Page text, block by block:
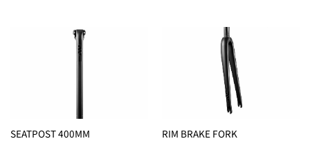
SEATPOST 400MM RIM BRAKE FORK